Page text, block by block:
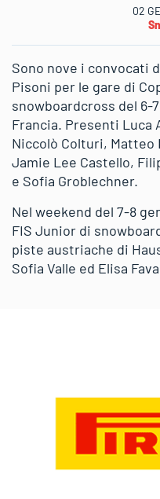
02
Sono nove i convocati
Pisoni per le gare di
snowboardcross del 6-
Francia. Presenti Luca
Niccolò Colturi, Matteo
Jamie Lee Castello,
e Sofia Groblechner.
Nel weekend del 7-8
FIS Junior di
piste austriache di
Sofia Valle ed Elisa